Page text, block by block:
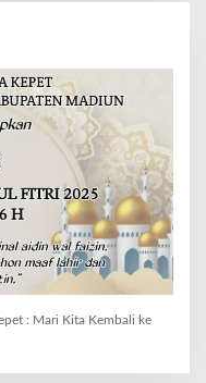
: Mari Kita Kembali ke